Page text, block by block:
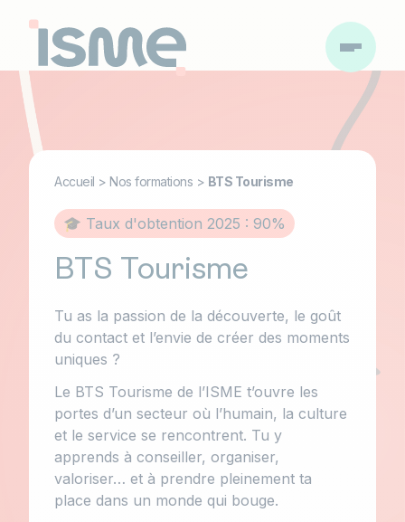
Accueil > Nos formations > BTS Tourisme
🎓 Taux d'obtention 2025 : 90%
BTS Tourisme
Tu as la passion de la découverte, le goût
du contact et l’envie de créer des moments
uniques ?
Le BTS Tourisme de l’ISME t’ouvre les
portes d’un secteur où l’humain, la culture
et le service se rencontrent. Tu y
apprends à conseiller, organiser,
valoriser… et à prendre pleinement ta
place dans un monde qui bouge.